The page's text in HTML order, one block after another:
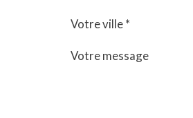
Votre ville *
Votre message